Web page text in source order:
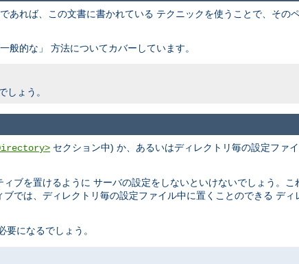
れば、この文書に書かれている テクニックを使うことで、その
般的な」 方法についてカバーしています。
しょう。
セクション中) か、あるいはディレクトリ毎の設定ファ
ブを置けるように サーバの設定をしないといけないでしょう。こ
ブでは、ディレクトリ毎の設定ファイル中に置くことのできる ディ
要になるでしょう。